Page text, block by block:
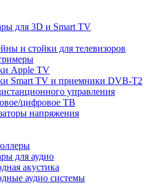
для 3D и Smart TV
и стойки для телевизоров
Apple TV
Smart TV и приемники DVB-T2
управления
цифровое ТВ
напряжения
для аудио
акустика
аудио системы